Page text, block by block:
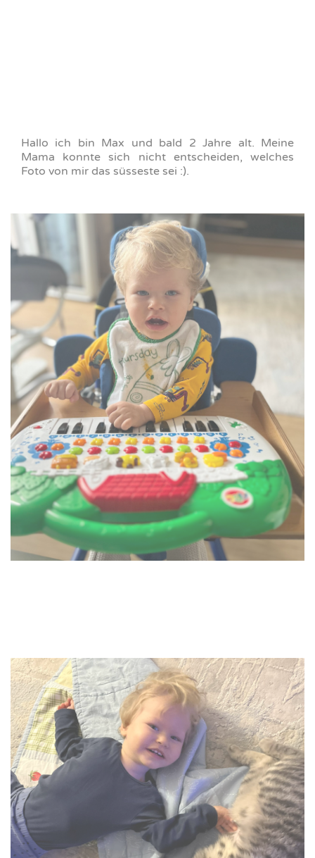
Hallo ich bin Max und bald 2 Jahre alt. Meine
Mama konnte sich nicht entscheiden, welches
Foto von mir das süsseste sei :).